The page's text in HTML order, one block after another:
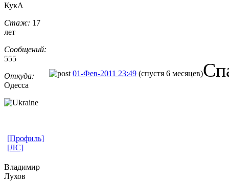
КукА
Стаж: 17
лет
Сообщений:
555
Откуда:
Одесса
01-Фев-2011 23:49 (спустя 6 месяцев)
[Профиль]
[ЛС]
Владимир
Лухов